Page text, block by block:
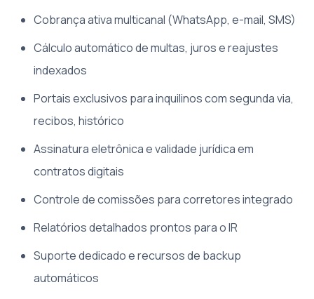
Cobrança ativa multicanal (WhatsApp, e-mail, SMS)
Cálculo automático de multas, juros e reajustes
indexados
Portais exclusivos para inquilinos com segunda via,
recibos, histórico
Assinatura eletrônica e validade jurídica em
contratos digitais
Controle de comissões para corretores integrado
Relatórios detalhados prontos para o IR
Suporte dedicado e recursos de backup
automáticos